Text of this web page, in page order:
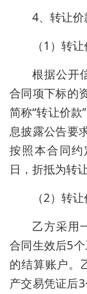
4、转让
（1）转
根据公开
合同项下标的
简称“转让价
息披露公告要
按照本合同
日，折抵为转
（2）转
乙方采用
合同生效后5
的结算账户。
产交易凭证后